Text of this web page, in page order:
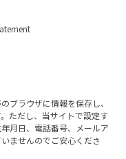
ブラウザに情報を保存し、
ただし、当サイトで設定す
月日、電話番号、メールア
ませんのでご安心くださ